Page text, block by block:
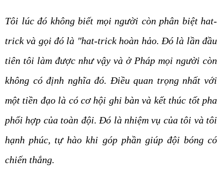
Tôi lúc đó không biết mọi người còn phân biệt hat-
trick và gọi đó là "hat-trick hoàn hảo. Đó là lần đầu
tiên tôi làm được như vậy và ở Pháp mọi người còn
không có định nghĩa đó. Điều quan trọng nhất với
một tiền đạo là có cơ hội ghi bàn và kết thúc tốt pha
phối hợp của toàn đội. Đó là nhiệm vụ của tôi và tôi
hạnh phúc, tự hào khi góp phần giúp đội bóng có
chiến thắng.